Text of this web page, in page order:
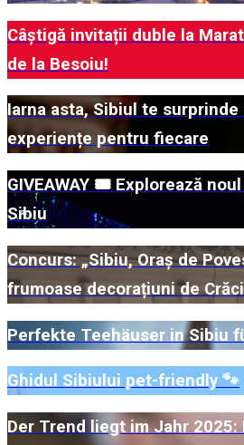
Câștigă invitații duble la
de la Besoiu!
Iarna asta, Sibiul te
experiențe pentru fiecare
GIVEAWAY 🎟️ Explorează
Sibiu
Concurs: „Sibiu, Oraș de
frumoase decorațiuni de
Perfekte Teehäuser in Sibiu
Ghidul Sibiului pet-friendly 🐾
Der Trend liegt im Jahr 2025: